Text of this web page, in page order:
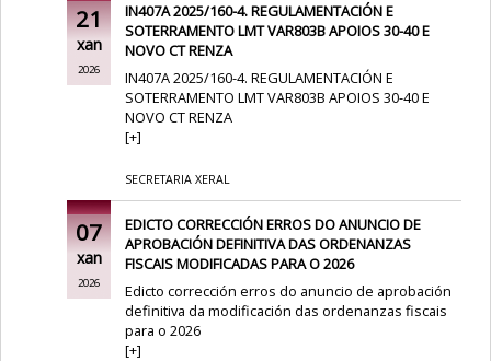
21
xan
2026
IN407A 2025/160-4. REGULAMENTACIÓN E
SOTERRAMENTO LMT VAR803B APOIOS 30-40 E
NOVO CT RENZA
IN407A 2025/160-4. REGULAMENTACIÓN E
SOTERRAMENTO LMT VAR803B APOIOS 30-40 E
NOVO CT RENZA
[+]
SECRETARIA XERAL
07
xan
2026
EDICTO CORRECCIÓN ERROS DO ANUNCIO DE
APROBACIÓN DEFINITIVA DAS ORDENANZAS
FISCAIS MODIFICADAS PARA O 2026
Edicto corrección erros do anuncio de aprobación
definitiva da modificación das ordenanzas fiscais
para o 2026
[+]